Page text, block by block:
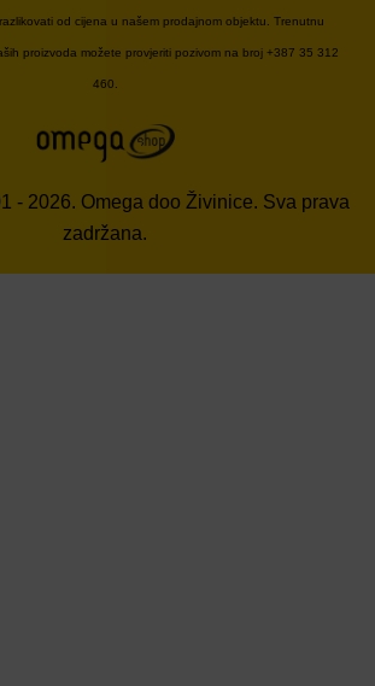
od cijena u našem prodajnom objektu. Trenutnu
proizvoda možete provjeriti pozivom na broj +387 35 312
460.
- 2026. Omega doo Živinice. Sva prava
zadržana.